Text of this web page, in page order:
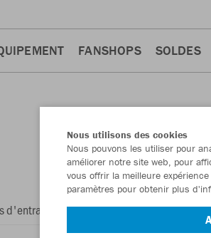
FANSHOPS SOLDES
d'entraînement 7 Vestes d'entraînement
Nous utilisons des cookies
Nous pouvons les utiliser pour
améliorer notre site web, pour
vous offrir la meilleure
paramètres pour obtenir plus